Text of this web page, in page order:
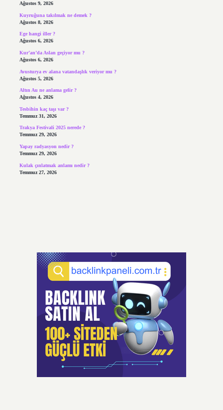
Ağustos 9, 2026
Kuyruğuna takılmak ne demek ?
Ağustos 8, 2026
Ege hangi iller ?
Ağustos 6, 2026
Kur’an’da Aslan geçiyor mu ?
Ağustos 6, 2026
Avusturya ev alana vatandaşlık veriyor mu ?
Ağustos 5, 2026
Altın Au ne anlama gelir ?
Ağustos 4, 2026
Tesbihin kaç taşı var ?
Temmuz 31, 2026
Trakya Festivali 2025 nerede ?
Temmuz 29, 2026
Yapay radyasyon nedir ?
Temmuz 29, 2026
Kulak çınlatmak anlamı nedir ?
Temmuz 27, 2026